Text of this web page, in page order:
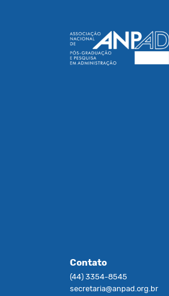
Contato
(44) 3354-8545
secretaria@anpad.org.br